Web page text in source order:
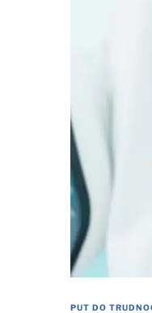
PUT DO